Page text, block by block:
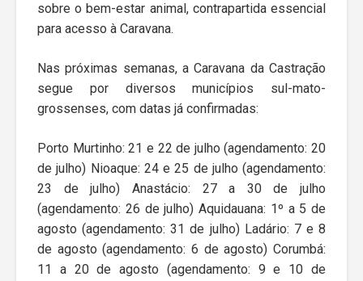
sobre o bem-estar animal, contrapartida essencial
para acesso à Caravana.
Nas próximas semanas, a Caravana da Castração
segue por diversos municípios sul-mato-
grossenses, com datas já confirmadas:
Porto Murtinho: 21 e 22 de julho (agendamento: 20
de julho) Nioaque: 24 e 25 de julho (agendamento:
23 de julho) Anastácio: 27 a 30 de julho
(agendamento: 26 de julho) Aquidauana: 1º a 5 de
agosto (agendamento: 31 de julho) Ladário: 7 e 8
de agosto (agendamento: 6 de agosto) Corumbá:
11 a 20 de agosto (agendamento: 9 e 10 de